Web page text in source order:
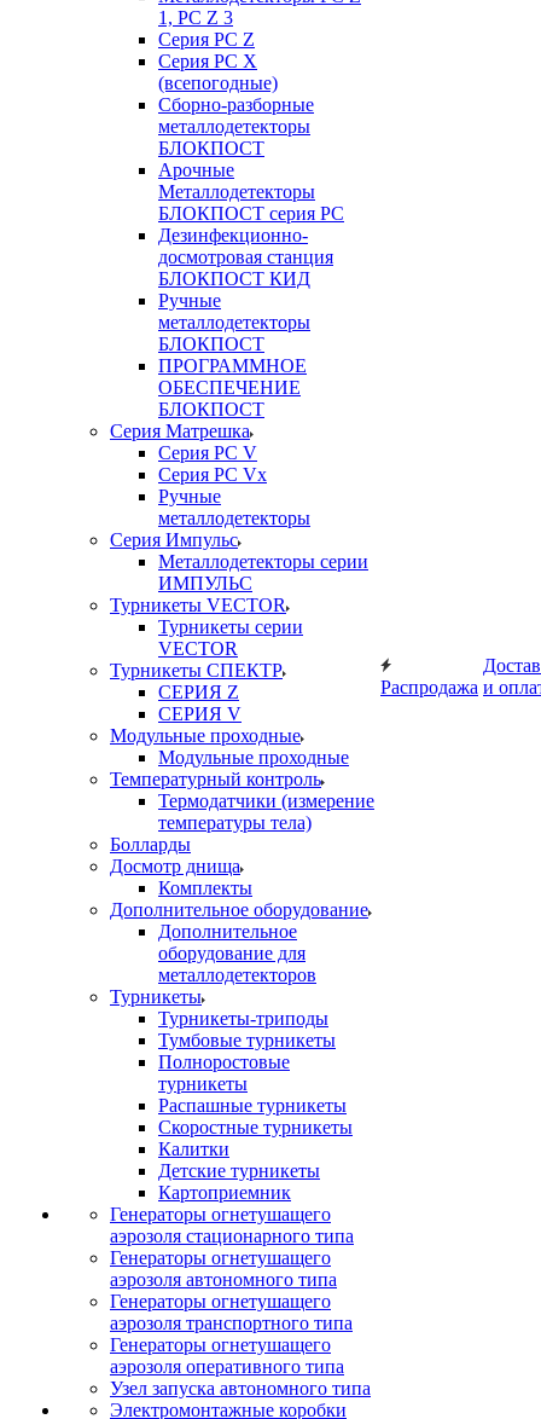
1, PC Z 3
Серия РС Z
Серия РС X
(всепогодные)
Сборно-разборные
металлодетекторы
БЛОКПОСТ
Арочные
Металлодетекторы
БЛОКПОСТ серия РС
Дезинфекционно-
досмотровая станция
БЛОКПОСТ КИД
Ручные
металлодетекторы
БЛОКПОСТ
ПРОГРАММНОЕ
ОБЕСПЕЧЕНИЕ
БЛОКПОСТ
Серия Матрешка
Серия PC V
Серия PC Vx
Ручные
металлодетекторы
Серия Импульс
Металлодетекторы серии
ИМПУЛЬС
Турникеты VECTOR
Турникеты серии
VECTOR
Турникеты СПЕКТР
СЕРИЯ Z
СЕРИЯ V
Модульные проходные
Модульные проходные
Температурный контроль
Термодатчики (измерение
температуры тела)
Болларды
Досмотр днища
Комплекты
Дополнительное оборудование
Дополнительное
оборудование для
металлодетекторов
Турникеты
Турникеты-триподы
Тумбовые турникеты
Полноростовые
турникеты
Распашные турникеты
Скоростные турникеты
Калитки
Детские турникеты
Картоприемник
Генераторы огнетушащего
аэрозоля стационарного типа
Генераторы огнетушащего
аэрозоля автономного типа
Генераторы огнетушащего
аэрозоля транспортного типа
Генераторы огнетушащего
аэрозоля оперативного типа
Узел запуска автономного типа
Электромонтажные коробки
Распродажа и